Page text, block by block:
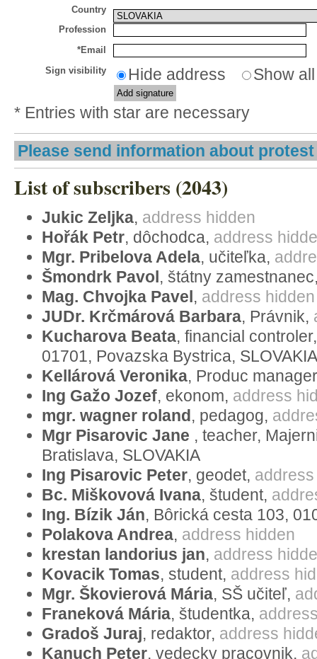
die Europäische Konvention zum
Menschenrechte und
Homosexuellen, eine Adoption zu
Punkt erwähnt;
die demokratisch legitimierten
Staaten, die die Konvention
hatten, solch ein Recht den
in der überwiegenden Mehrheit der
Europarats hätte solch eine
demokratischen
auf Erfolg
selbst der EGMR noch im Jahre
Frankreich den Mitgliedsstaaten
ein Antrag für Adoption aufgrund
Lebensstils des Antragstellers
Es ist offensichtlich, dass die Richter
Position eines gesamteuropäischen
ihre Aufgabe, die Europäische
Menschenrechte und Grundfreiheiten
vollstrecken, nicht erfüllen; stattdessen
zum Durchsetzen der eigenen
den Willen der Mehrheit von
EGMR hat die auf der Ehe von Mann
Familie als das ideale und natürliche
Erziehung des Kindes moralisch
kann weit reichende Auswirkungen auf
und ihre Wahrnehmung des
gehört Homosexuellen, gleich wie
und Anerkennung ihrer menschlichen
Recht der Homosexuellen zur freien
Selbstbestimmung und mit eigenem
Country
Profession
*Email
Sign visibility
Hide address Show
* Entries with star are necessary
Please send information about
List of subscribers (2043)
Jukic Zeljka, address hidden
Hořák Petr, dôchodca, address
Mgr. Pribelova Adela, učiteľka,
Šmondrk Pavol, štátny
Mag. Chvojka Pavel, address hidden
JUDr. Krčmárová Barbara, Právnik,
Kucharova Beata, financial
01701, Povazska Bystrica, SLOVAKIA
Kellárová Veronika, Produc
Ing Gažo Jozef, ekonom, address
mgr. wagner roland, pedagog,
Mgr Pisarovic Jane , teacher,
Bratislava, SLOVAKIA
Ing Pisarovic Peter, geodet,
Bc. Miškovová Ivana, študent,
Ing. Bízik Ján, Bôrická cesta 103,
Polakova Andrea, address hidden
krestan landorius jan, address
Kovacik Tomas, student, address
Mgr. Škovierová Mária, SŠ učiteľ,
Franeková Mária, študentka,
Gradoš Juraj, redaktor, address
Kanuch Peter, vedecky pracovnik,